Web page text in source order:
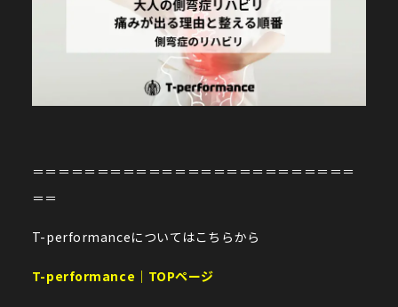
＝＝＝＝＝＝＝＝＝＝＝＝＝＝＝＝＝＝＝＝＝＝＝＝＝
＝＝
T-performanceについてはこちらから
T-performance｜TOPページ